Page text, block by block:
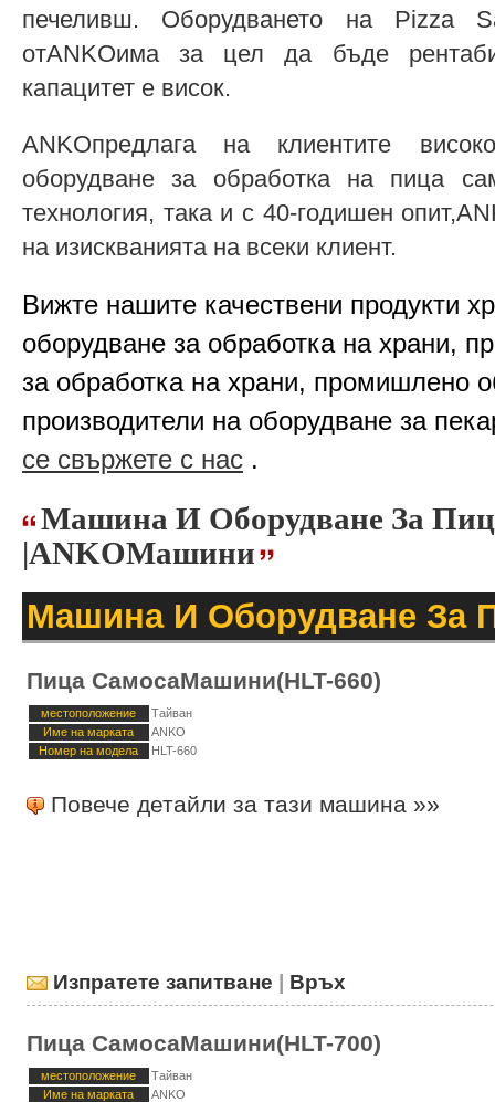
печеливш. Оборудването на Pizza
отANKOима за цел да бъде
капацитет е висок.
ANKOпредлага на клиентите
оборудване за обработка на пица
технология, така и с 40-годишен
на изискванията на всеки клиент.
Вижте нашите качествени продукти
оборудване за обработка на храни,
за обработка на храни, промишлено
производители на оборудване за
се свържете с нас .
Машина И Оборудване За
|ANKOМашини
Машина И Оборудване За
Пица СамосаМашини(HLT-660)
местоположение
Тайван
Име на марката
ANKO
Номер на модела
HLT-660
Повече детайли за тази машина »»
Изпратете запитване | Връх
Пица СамосаМашини(HLT-700)
местоположение
Тайван
Име на марката
ANKO